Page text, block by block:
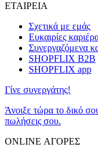
ΕΤΑΙΡΕΙΑ
Σχετικά με εμάς
Ευκαιρίες
Συνεργαζόμενα
SHOPFLIX B2B
SHOPFLIX app
Γίνε συνεργάτης!
Άνοιξε τώρα το δικό
πωλήσεις σου.
ONLINE ΑΓΟΡΕΣ